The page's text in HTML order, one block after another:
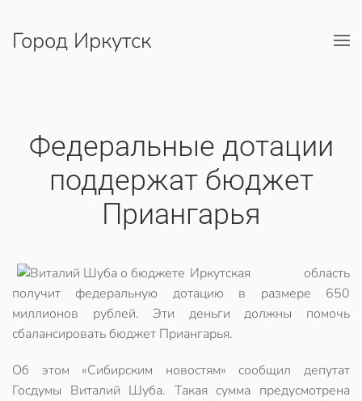
Перейти к содержимому
Город Иркутск
Федеральные дотации
поддержат бюджет
Приангарья
Иркутская область
получит федеральную дотацию в размере 650
миллионов рублей. Эти деньги должны помочь
сбалансировать бюджет Приангарья.
Об этом «Сибирским новостям» сообщил депутат
Госдумы Виталий Шуба. Такая сумма предусмотрена